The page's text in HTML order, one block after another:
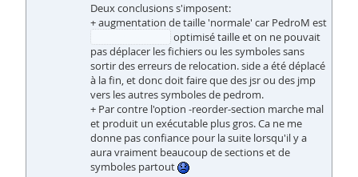
Deux conclusions s'imposent:
+ augmentation de taille 'normale' car PedroM est
optimisé taille et on ne pouvait
pas déplacer les fichiers ou les symboles sans
sortir des erreurs de relocation. side a été déplacé
à la fin, et donc doit faire que des jsr ou des jmp
vers les autres symboles de pedrom.
+ Par contre l'option -reorder-section marche mal
et produit un exécutable plus gros. Ca ne me
donne pas confiance pour la suite lorsqu'il y a
aura vraiment beaucoup de sections et de
symboles partout